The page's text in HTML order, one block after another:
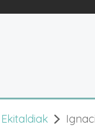
Ekitaldiak